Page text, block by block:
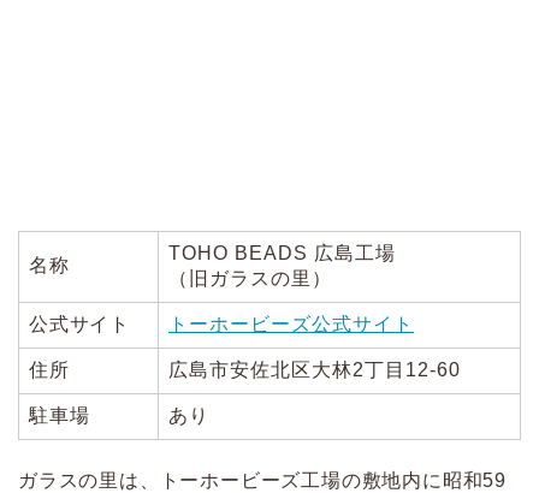
名称
TOHO BEADS 広島工場
（旧ガラスの里）
公式サイト トーホービーズ公式サイト
住所 広島市安佐北区大林2丁目12-60
駐車場 あり
ガラスの里は、トーホービーズ工場の敷地内に昭和59